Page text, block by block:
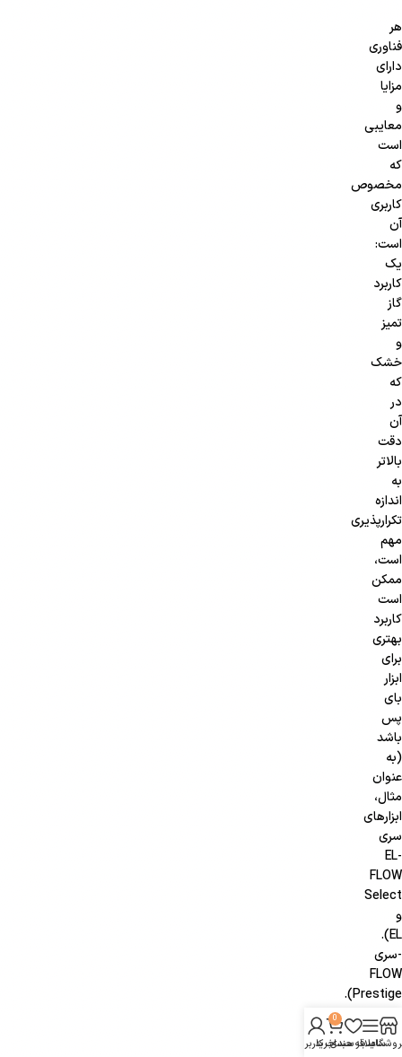
هر
فناوری
دارای
مزایا
و
معایبی
است
که
مخصوص
کاربری
آن
است:
یک
کاربرد
گاز
تمیز
و
خشک
که
در
آن
دقت
بالاتر
به
اندازه
تکرارپذیری
مهم
است،
ممکن
است
کاربرد
بهتری
برای
ابزار
بای
پس
باشد
(به
عنوان
مثال،
ابزارهای
سری
EL-
FLOW
Select
و
EL).
-سری
FLOW
Prestige).
یک
کاربردسایدبار
علاقه مندی
0
سبد خرید
حساب کاربری من